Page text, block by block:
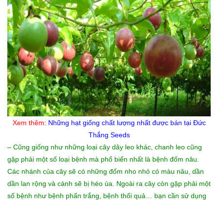
Xem thêm: Những hạt giống chất lượng nhất được bán tại Đức
Thắng Seeds
– Cũng giống như những loại cây dây leo khác, chanh leo cũng
gặp phải một số loại bệnh mà phổ biến nhất là bệnh đốm nâu.
Các nhánh của cây sẽ có những đốm nho nhỏ có màu nâu, dần
dần lan rộng và cành sẽ bị héo úa. Ngoài ra cây còn gặp phải một
số bệnh như bệnh phấn trắng, bệnh thối quả… bạn cần sử dụng